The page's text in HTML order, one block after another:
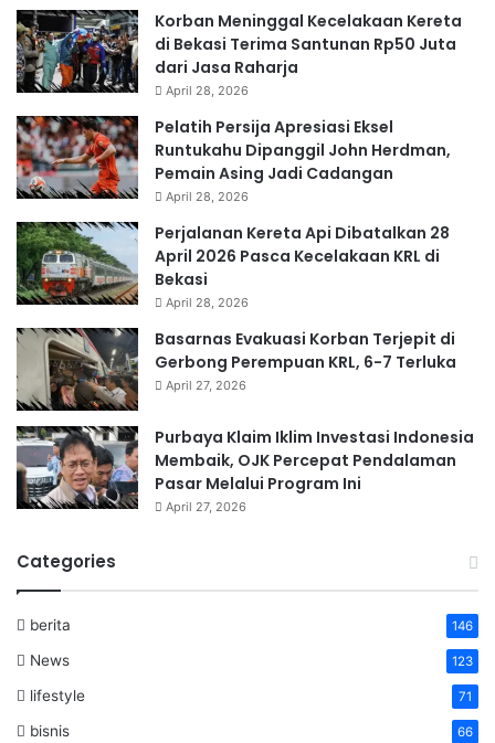
Korban Meninggal Kecelakaan Kereta
di Bekasi Terima Santunan Rp50 Juta
dari Jasa Raharja
April 28, 2026
Pelatih Persija Apresiasi Eksel
Runtukahu Dipanggil John Herdman,
Pemain Asing Jadi Cadangan
April 28, 2026
Perjalanan Kereta Api Dibatalkan 28
April 2026 Pasca Kecelakaan KRL di
Bekasi
April 28, 2026
Basarnas Evakuasi Korban Terjepit di
Gerbong Perempuan KRL, 6-7 Terluka
April 27, 2026
Purbaya Klaim Iklim Investasi Indonesia
Membaik, OJK Percepat Pendalaman
Pasar Melalui Program Ini
April 27, 2026
Categories
berita 146
News 123
lifestyle 71
bisnis 66